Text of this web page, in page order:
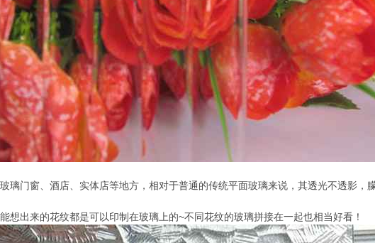
璃门窗、酒店、实体店等地方，相对于普通的传统平面玻璃来说，其透光不透影，
想出来的花纹都是可以印制在玻璃上的~不同花纹的玻璃拼接在一起也相当好看！